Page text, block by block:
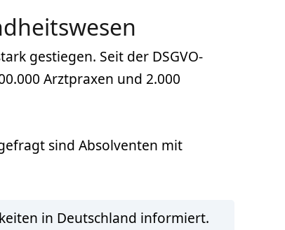
gestiegen. Seit der DSGVO-
Arztpraxen und 2.000
sind Absolventen mit
in Deutschland informiert.